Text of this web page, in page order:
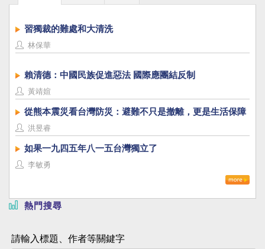
習獨裁的難處和大清洗
林保華
賴清德：中國民族促進惡法 國際應團結反制
黃靖媗
從熊本震災看台灣防災：避難不只是撤離，更是生活保障
洪昱睿
如果一九四五年八一五台灣獨立了
李敏勇
熱門搜尋
請輸入標題、作者等關鍵字